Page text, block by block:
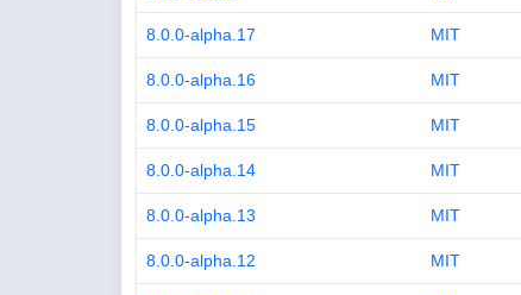
8.0.0-alpha.17 MIT
8.0.0-alpha.16 MIT
8.0.0-alpha.15 MIT
8.0.0-alpha.14 MIT
8.0.0-alpha.13 MIT
8.0.0-alpha.12 MIT